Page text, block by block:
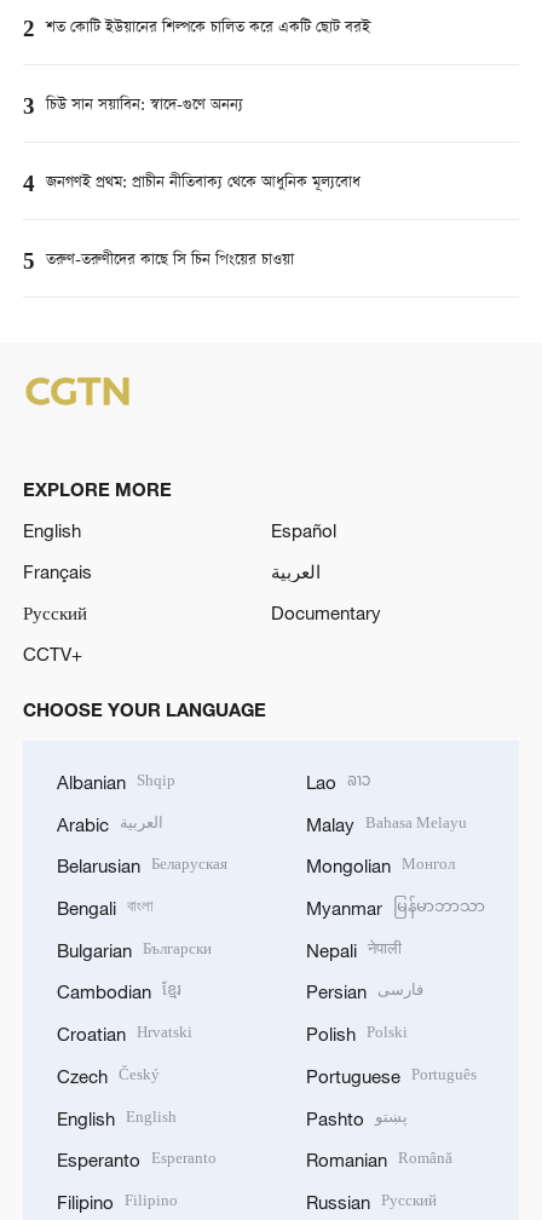
2 শত কোটি ইউয়ানের শিল্পকে চালিত করে একটি ছোট বরই
3 চিউ সান সয়াবিন: স্বাদে-গুণে অনন্য
4 জনগণই প্রথম: প্রাচীন নীতিবাক্য থেকে আধুনিক মূল্যবোধ
5 তরুণ-তরুণীদের কাছে সি চিন পিংয়ের চাওয়া
EXPLORE MORE
English
Español
Français
العربية
Русский
Documentary
CCTV+
CHOOSE YOUR LANGUAGE
Albanian Shqip
Arabic العربية
Belarusian Беларуская
Bengali বাংলা
Bulgarian Български
Cambodian ខ្មែរ
Croatian Hrvatski
Czech Český
English English
Esperanto Esperanto
Filipino Filipino
Lao ລາວ
Malay Bahasa Melayu
Mongolian Монгол
Myanmar မြန်မာဘာသာ
Nepali नेपाली
Persian فارسی
Polish Polski
Portuguese Português
Pashto پښتو
Romanian Română
Russian Русский